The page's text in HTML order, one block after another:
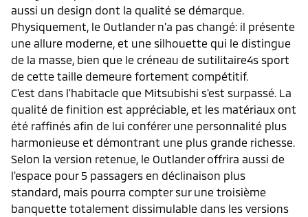
aussi un design dont la qualité se démarque.
Physiquement, le Outlander n'a pas changé: il présente
une allure moderne, et une silhouette qui le distingue
de la masse, bien que le créneau de sutilitaire4s sport
de cette taille demeure fortement compétitif.
C'est dans l'habitacle que Mitsubishi s'est surpassé. La
qualité de finition est appréciable, et les matériaux ont
été raffinés afin de lui conférer une personnalité plus
harmonieuse et démontrant une plus grande richesse.
Selon la version retenue, le Outlander offrira aussi de
l'espace pour 5 passagers en déclinaison plus
standard, mais pourra compter sur une troisième
banquette totalement dissimulable dans les versions